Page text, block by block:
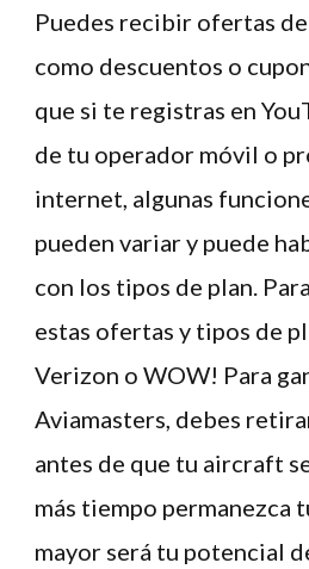
Puedes recibir ofertas
como descuentos o
que si te registras en
de tu operador móvil o
internet, algunas
pueden variar y puede
con los tipos de plan.
estas ofertas y tipos de
Verizon o WOW! Para
Aviamasters, debes
antes de que tu aircraft
más tiempo permanezca
mayor será tu potencial